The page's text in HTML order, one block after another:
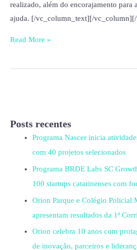
realizado, além do encorajamento para
ajuda. [/vc_column_text][/
Read More »
Posts recentes
Programa Nascer inicia
com 40 projetos selecionados
Programa BRDE Labs SC
100 startups catarinenses com
Orion Parque e Colégio Policial
apresentam resultados da 1ª
Orion celebra 10 anos com
de inovação, parceiros e